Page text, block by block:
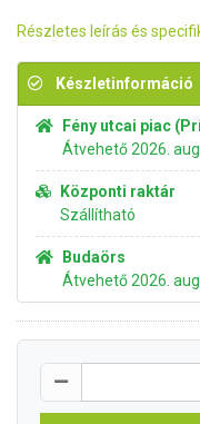
Részletes leírás és
Készletinformáció
Fény utcai piac
Átvehető 2026.
Központi raktár
Szállítható
Budaörs
Átvehető 2026.